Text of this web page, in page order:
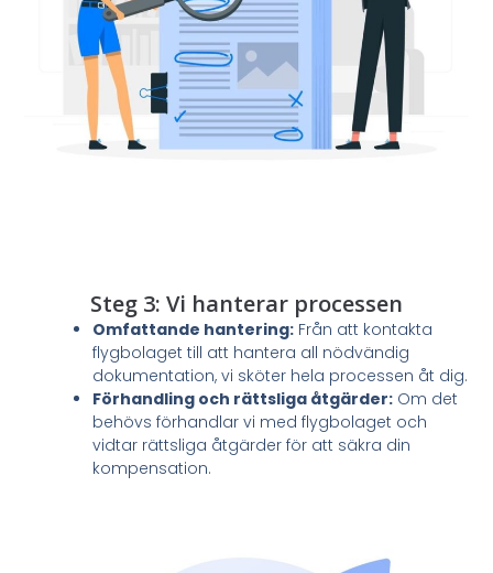
Steg 3: Vi hanterar processen
Omfattande hantering: Från att kontakta
flygbolaget till att hantera all nödvändig
dokumentation, vi sköter hela processen åt dig.
Förhandling och rättsliga åtgärder: Om det
behövs förhandlar vi med flygbolaget och
vidtar rättsliga åtgärder för att säkra din
kompensation.